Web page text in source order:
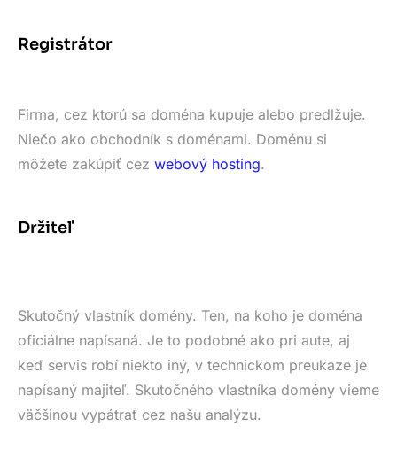
Registrátor
Firma, cez ktorú sa doména kupuje alebo predlžuje.
Niečo ako obchodník s doménami. Doménu si
môžete zakúpiť cez webový hosting.
Držiteľ
Skutočný vlastník domény. Ten, na koho je doména
oficiálne napísaná. Je to podobné ako pri aute, aj
keď servis robí niekto iný, v technickom preukaze je
napísaný majiteľ. Skutočného vlastníka domény vieme
väčšinou vypátrať cez našu analýzu.